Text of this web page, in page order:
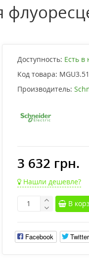
Доступность: Есть в
Код товара:
Производитель:
3 632 грн.
Нашли дешевле?
В
Facebook Twitter